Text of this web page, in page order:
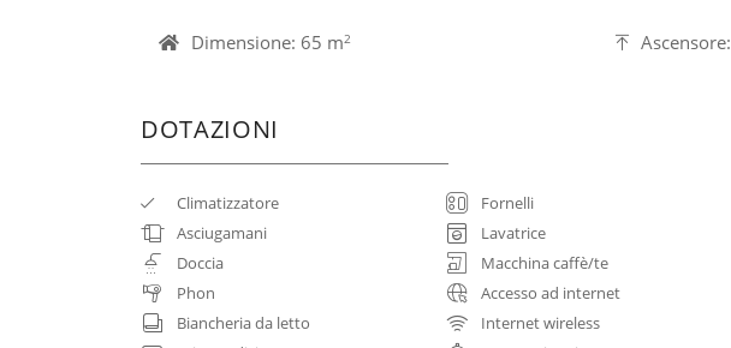
Dimensione: 65 m2 Ascensore:
DOTAZIONI
Climatizzatore
Asciugamani
Doccia
Phon
Biancheria da letto
Fornelli
Lavatrice
Macchina caffè/te
Accesso ad internet
Internet wireless